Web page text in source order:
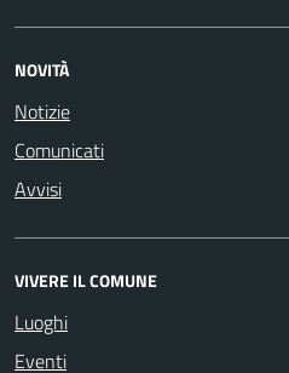
NOVITÀ
Notizie
Comunicati
Avvisi
VIVERE IL COMUNE
Luoghi
Eventi